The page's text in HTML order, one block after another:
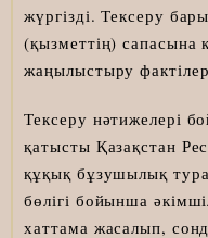
жүргізді. Тексеру
(қызметтің)
жаңылыстыру
Тексеру нәтижелері
қатысты Қазақстан
құқық бұзушылық
бөлігі бойынша
хаттама жасалып,